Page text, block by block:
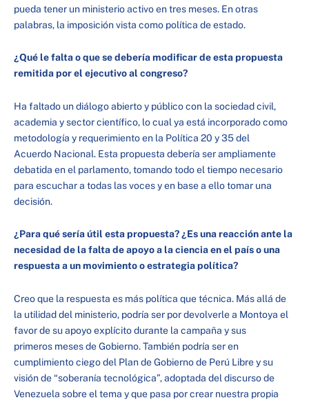
pueda tener un ministerio activo en tres meses. En otras
palabras, la imposición vista como política de estado.
¿Qué le falta o que se debería modificar de esta propuesta
remitida por el ejecutivo al congreso?
Ha faltado un diálogo abierto y público con la sociedad civil,
academia y sector científico, lo cual ya está incorporado como
metodología y requerimiento en la Política 20 y 35 del
Acuerdo Nacional. Esta propuesta debería ser ampliamente
debatida en el parlamento, tomando todo el tiempo necesario
para escuchar a todas las voces y en base a ello tomar una
decisión.
¿Para qué sería útil esta propuesta? ¿Es una reacción ante la
necesidad de la falta de apoyo a la ciencia en el país o una
respuesta a un movimiento o estrategia política?
Creo que la respuesta es más política que técnica. Más allá de
la utilidad del ministerio, podría ser por devolverle a Montoya el
favor de su apoyo explícito durante la campaña y sus
primeros meses de Gobierno. También podría ser en
cumplimiento ciego del Plan de Gobierno de Perú Libre y su
visión de “soberanía tecnológica”, adoptada del discurso de
Venezuela sobre el tema y que pasa por crear nuestra propia